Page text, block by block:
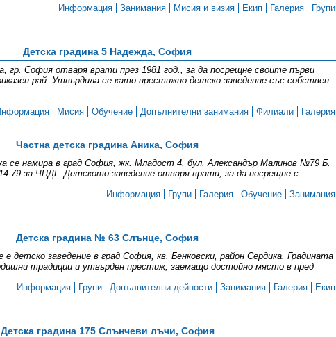
Информация
Занимания Мисия и визия Екип Галерия Групи
Детска градина 5 Надежда, София
гр. София отваря врати през 1981 год., за да посрещне своите първи
рай. Утвърдила се като престижно детско заведение със собствен
Мисия Обучение Допълнителни занимания Филиали Галерия
Частна детска градина Аника, София
се намира в град София, жк. Младост 4, бул. Александър Малинов №79 Б.
за ЧЦДГ. Детското заведение отваря врати, за да посрещне с
Информация
Групи Галерия Обучение Занимания
Детска градина № 63 Слънце, София
детско заведение в град София, кв. Бенковски, район Сердика. Градината
традиции и утвърден престиж, заемащо достойно място в пред
Информация
Групи Допълнителни дейности Занимания Галерия Екип
Детска градина 175 Слънчеви лъчи, София